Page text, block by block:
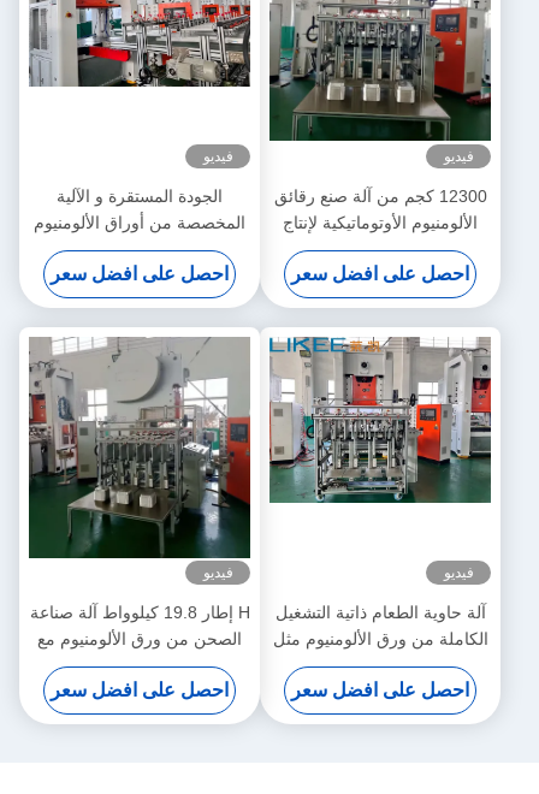
فيديو
12300 كجم من آلة صنع رقائق
الألومنيوم الأوتوماتيكية لإنتاج
دقيق ومتسق
احصل على افضل سعر
فيديو
الجودة المستقرة و الآلية
المخصصة من أوراق الألومنيوم
لحاويات الطعام
احصل على افضل سعر
فيديو
آلة حاوية الطعام ذاتية التشغيل
الكاملة من ورق الألومنيوم مثل
T80 4 تجاويف
احصل على افضل سعر
فيديو
H إطار 19.8 كيلوواط آلة صناعة
الصحن من ورق الألومنيوم مع
جسم أبيض وبرتقالي
احصل على افضل سعر